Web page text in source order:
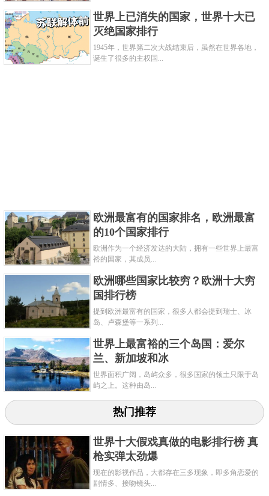
的优势，每年都有不少的人前去，这里的现代工业很
发达。
关键字：国家
世界上已消失的国家，世界十大已
灭绝国家排行
1945年，世界第二次大战结束后，虽然在世界各地，
诞生了很多的主权国...
欧洲最富有的国家排名，欧洲最富
的10个国家排行
欧洲作为一个经济发达的大陆，拥有一些世界上最富
裕的国家，其成员...
欧洲哪些国家比较穷？欧洲十大穷
国排行榜
提到欧洲最富有的国家，很多人都会提到瑞士、冰
岛、卢森堡等一系列...
世界上最富裕的三个岛国：爱尔
兰、新加坡和冰
世界面积广阔，岛屿众多，很多国家的领土只限于岛
屿之上。这种由岛...
热门推荐
世界十大假戏真做的电影排行榜 真
枪实弹太劲爆
现在的影视作品，大都存在三多现象，即多角恋爱的
剧情多、接吻镜头...